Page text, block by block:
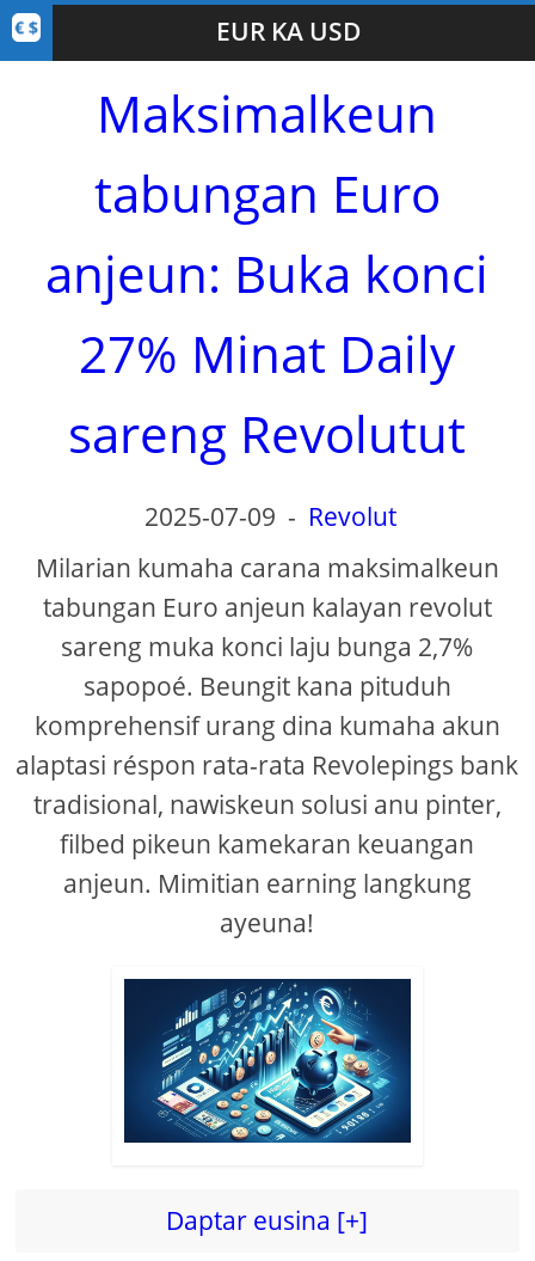
EUR KA USD
Maksimalkeun
tabungan Euro
anjeun: Buka konci
27% Minat Daily
sareng Revolutut
2025-07-09 - Revolut
Milarian kumaha carana maksimalkeun
tabungan Euro anjeun kalayan revolut
sareng muka konci laju bunga 2,7%
sapopoé. Beungit kana pituduh
komprehensif urang dina kumaha akun
alaptasi réspon rata-rata Revolepings bank
tradisional, nawiskeun solusi anu pinter,
filbed pikeun kamekaran keuangan
anjeun. Mimitian earning langkung
ayeuna!
Daptar eusina [+]